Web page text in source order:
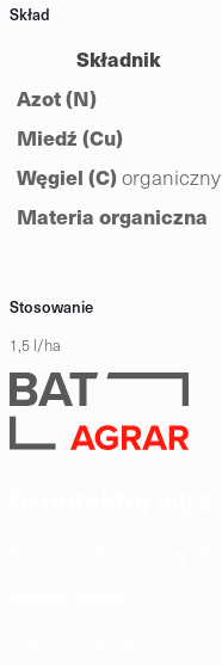
Skład
Składnik
Azot (N)
Miedź (Cu)
Węgiel (C)organiczny
Materia organiczna
Stosowanie
1,5 l/ha